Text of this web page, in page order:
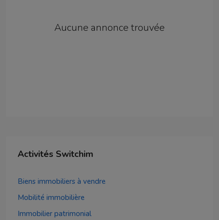
Aucune annonce trouvée
Activités Switchim
Biens immobiliers à vendre
Mobilité immobilière
Immobilier patrimonial